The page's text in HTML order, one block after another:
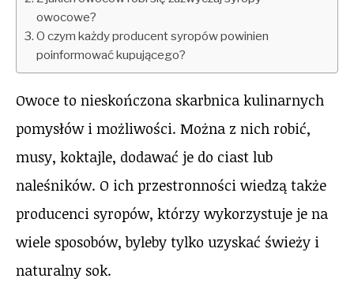
owocowe?
O czym każdy producent syropów powinien
poinformować kupującego?
Owoce to nieskończona skarbnica kulinarnych
pomysłów i możliwości. Można z nich robić,
musy, koktajle, dodawać je do ciast lub
naleśników. O ich przestronności wiedzą także
producenci syropów, którzy wykorzystuje je na
wiele sposobów, byleby tylko uzyskać świeży i
naturalny sok.